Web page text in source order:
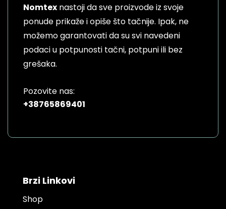
Nomtex nastoji da sve proizvode iz svoje
ponude prikaže i opiše što tačnije. Ipak, ne
možemo garantovati da su svi navedeni
podaci u potpunosti tačni, potpuni ili bez
grešaka.
Pozovite nas:
+38765869401
Brzi Linkovi
Shop